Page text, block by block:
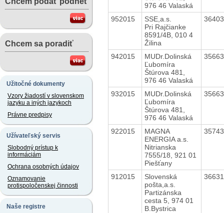
Chcem sa poradiť
Užitočné dokumenty
Vzory žiadostí v slovenskom
jazyku a iných jazykoch
Právne predpisy
Užívateľský servis
Slobodný prístup k
informáciám
Ochrana osobných údajov
Oznamovanie
protispoločenskej činnosti
Naše registre
976 46 Valaská
952015
SSE,a.s.
Pri Rajčianke
8591/4B, 010 4
Žilina
942015
MUDr.Dolinská
Ľubomíra
Štúrova 481,
976 46 Valaská
932015
MUDr.Dolinská
Ľubomíra
Štúrova 481,
976 46 Valaská
922015
MAGNA
ENERGIA a.s.
Nitrianska
7555/18, 921 01
Piešťany
912015
Slovenská
pošta,a.s.
Partizánska
cesta 5, 974 01
B.Bystrica